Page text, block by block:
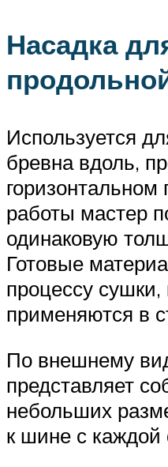
Насадка
Используется
бревна вдоль,
работы мастер
одинаковую
Готовые
процессу сушки,
применяются в
По внешнему
представляет
небольших
к шине с каждой